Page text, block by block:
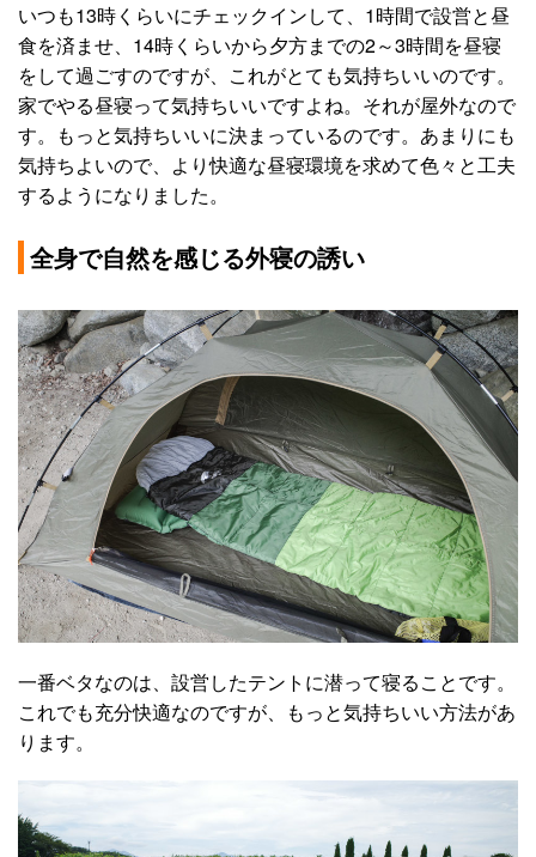
いつも13時くらいにチェックインして、1時間で設営と昼
食を済ませ、14時くらいから夕方までの2～3時間を昼寝
をして過ごすのですが、これがとても気持ちいいのです。
家でやる昼寝って気持ちいいですよね。それが屋外なので
す。もっと気持ちいいに決まっているのです。あまりにも
気持ちよいので、より快適な昼寝環境を求めて色々と工夫
するようになりました。
全身で自然を感じる外寝の誘い
一番ベタなのは、設営したテントに潜って寝ることです。
これでも充分快適なのですが、もっと気持ちいい方法があ
ります。